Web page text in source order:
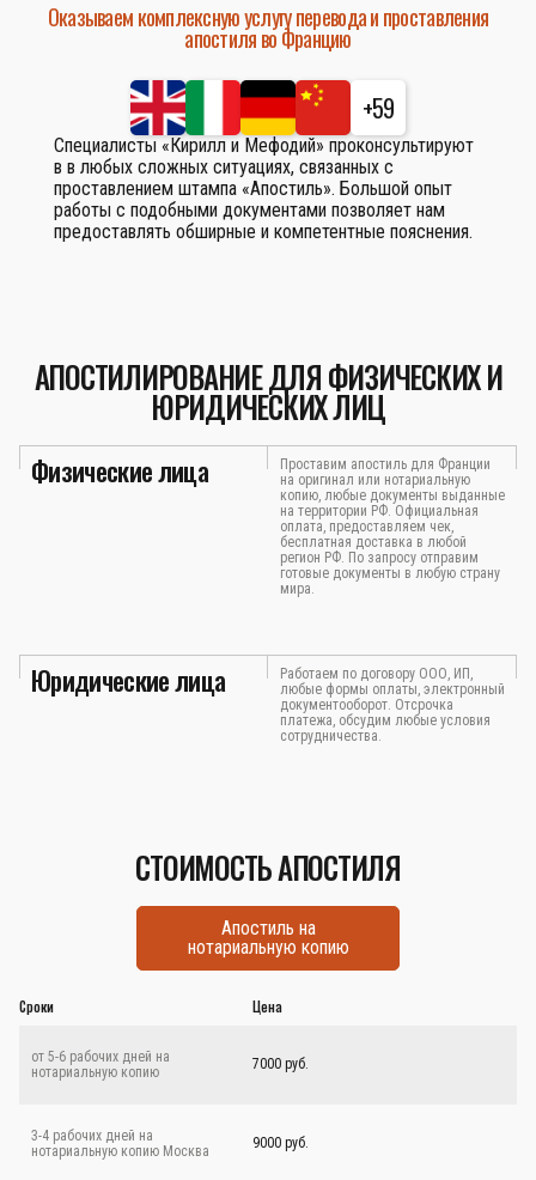
Оказываем комплексную услугу перевода и проставления
апостиля во Францию
+59
Специалисты «Кирилл и Мефодий» проконсультируют
в в любых сложных ситуациях, связанных с
проставлением штампа «Апостиль». Большой опыт
работы с подобными документами позволяет нам
предоставлять обширные и компетентные пояснения.
АПОСТИЛИРОВАНИЕ ДЛЯ ФИЗИЧЕСКИХ И
ЮРИДИЧЕСКИХ ЛИЦ
Физические лица
Проставим апостиль для Франции
на оригинал или нотариальную
копию, любые документы выданные
на территории РФ. Официальная
оплата, предоставляем чек,
бесплатная доставка в любой
регион РФ. По запросу отправим
готовые документы в любую страну
мира.
Юридические лица
Работаем по договору ООО, ИП,
любые формы оплаты, электронный
документооборот. Отсрочка
платежа, обсудим любые условия
сотрудничества.
СТОИМОСТЬ АПОСТИЛЯ
Апостиль на
нотариальную копию
Сроки Цена
от 5-6 рабочих дней на
нотариальную копию
7000 руб.
3-4 рабочих дней на
нотариальную копию Москва
9000 руб.